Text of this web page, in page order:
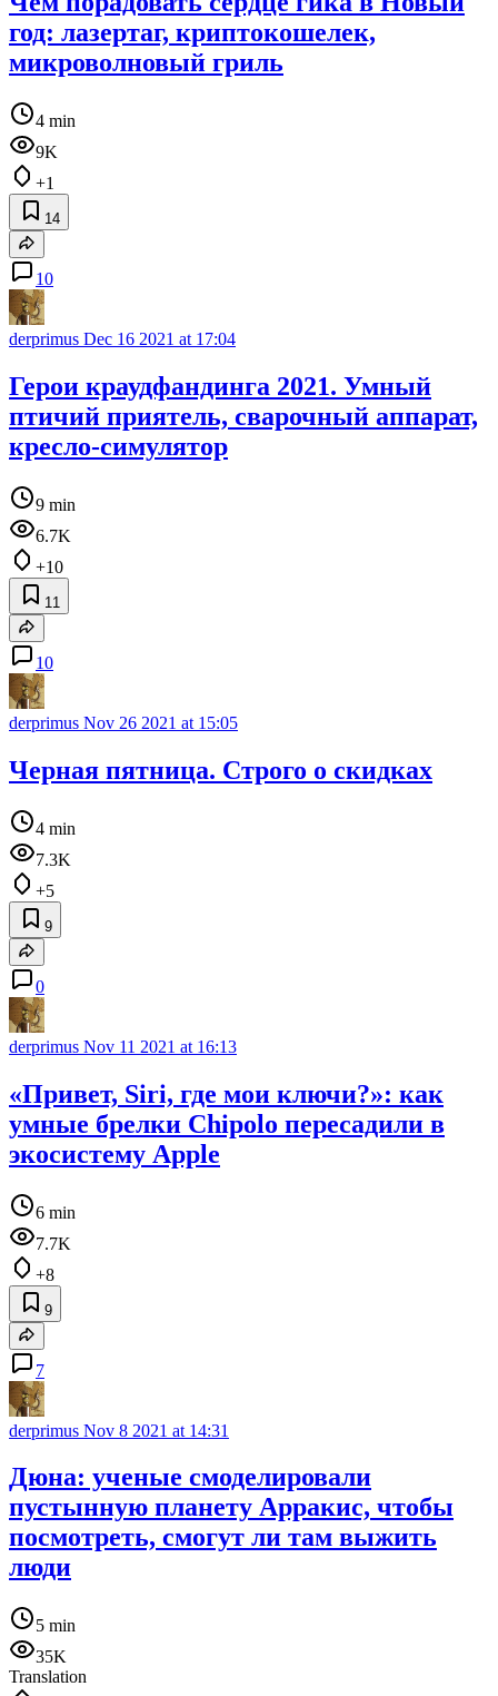
год: лазертаг, криптокошелек,
микроволновый гриль
4 min
9K
+1
14
10
derprimus Dec 16 2021 at 17:04
Герои краудфандинга 2021. Умный
птичий приятель, сварочный аппарат,
кресло-симулятор
9 min
6.7K
+10
11
10
derprimus Nov 26 2021 at 15:05
Черная пятница. Строго о скидках
4 min
7.3K
+5
9
0
derprimus Nov 11 2021 at 16:13
«Привет, Siri, где мои ключи?»: как
умные брелки Chipolo пересадили в
экосистему Apple
6 min
7.7K
+8
9
7
derprimus Nov 8 2021 at 14:31
Дюна: ученые смоделировали
пустынную планету Арракис, чтобы
посмотреть, смогут ли там выжить
люди
5 min
35K
Translation